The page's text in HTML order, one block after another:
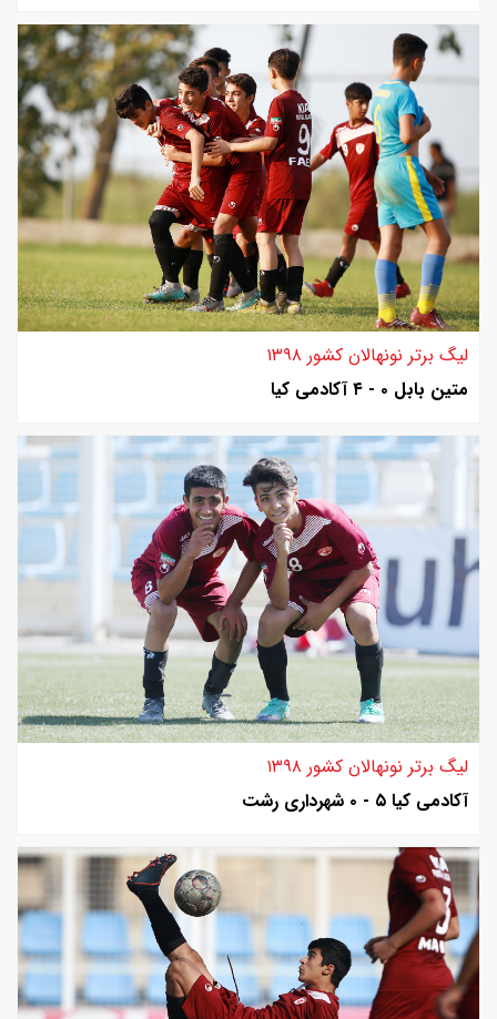
لیگ برتر نونهالان کشور ۱۳۹۸
متین بابل ۰ - ۴ آکادمی کیا
لیگ برتر نونهالان کشور ۱۳۹۸
آکادمی کیا ۵ - ۰ شهرداری رشت